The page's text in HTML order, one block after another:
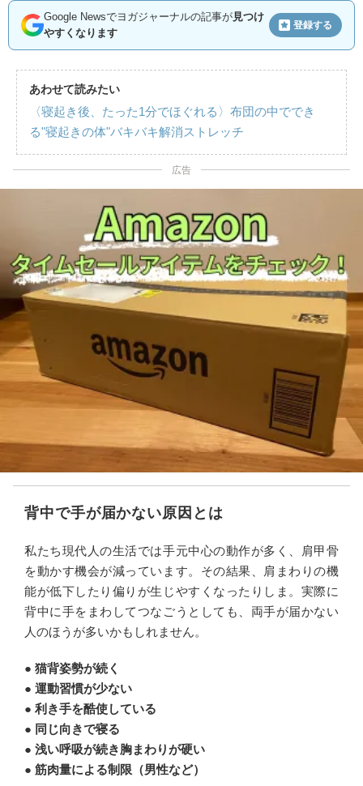
Google Newsでヨガジャーナルの記事が見つけ
やすくなります
登録する
あわせて読みたい
〈寝起き後、たった1分でほぐれる〉布団の中ででき
る"寝起きの体"バキバキ解消ストレッチ
広告
背中で手が届かない原因とは
私たち現代人の生活では手元中心の動作が多く、肩甲骨
を動かす機会が減っています。その結果、肩まわりの機
能が低下したり偏りが生じやすくなったりしま。実際に
背中に手をまわしてつなごうとしても、両手が届かない
人のほうが多いかもしれません。
● 猫背姿勢が続く
● 運動習慣が少ない
● 利き手を酷使している
● 同じ向きで寝る
● 浅い呼吸が続き胸まわりが硬い
● 筋肉量による制限（男性など）